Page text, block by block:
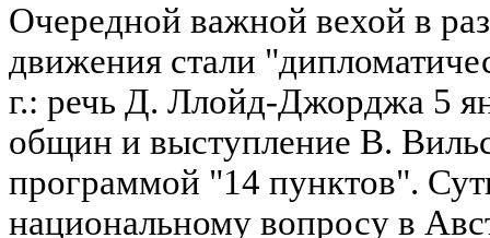
Очередной важной вехой в
движения стали
г.: речь Д. Ллойд-Джорджа 5
общин и выступление В.
программой "14 пунктов".
национальному вопросу в